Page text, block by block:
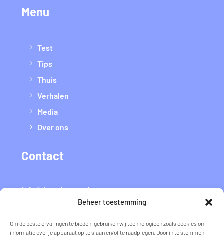
Beheer toestemming
Om de beste ervaringen te bieden, gebruiken wij technologieën zoals cookies om
informatie over je apparaat op te slaan en/of te raadplegen. Door in te stemmen
Menu
Test
Tips
Thuis
Verhalen
Media
Over ons
Contact
info@datvaltmee.nl
Flyer voor thuis